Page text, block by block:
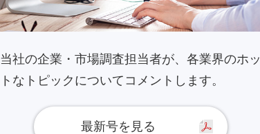
当社の企業・市場調査担当者が、各業界のホッ
トなトピックについてコメントします。
最新号を見る